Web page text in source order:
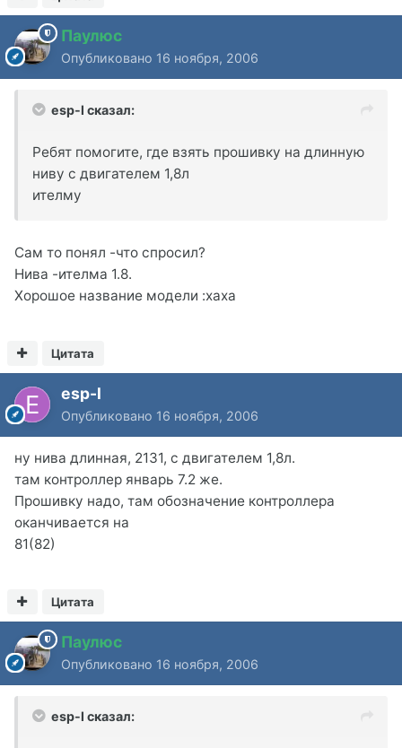
Паулюс
Опубликовано 16 ноября, 2006
esp-l сказал:
Ребят помогите, где взять прошивку на длинную
ниву с двигателем 1,8л
ителму
Сам то понял -что спросил?
Нива -ителма 1.8.
Хорошое название модели :xaxa
Цитата
esp-l
Опубликовано 16 ноября, 2006
ну нива длинная, 2131, с двигателем 1,8л.
там контроллер январь 7.2 же.
Прошивку надо, там обозначение контроллера
оканчивается на
81(82)
Цитата
Паулюс
Опубликовано 16 ноября, 2006
esp-l сказал: